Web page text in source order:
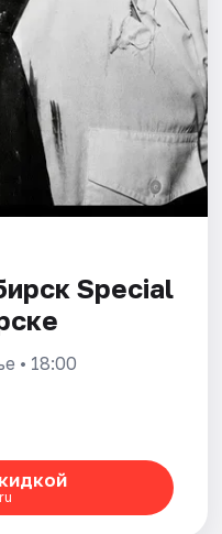
Special
• 18:00